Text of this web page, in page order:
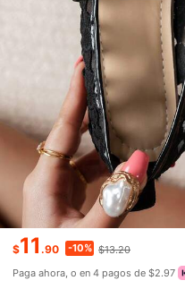
$11.90 -10% $13.20
Paga ahora, o en 4 pagos de $2.97